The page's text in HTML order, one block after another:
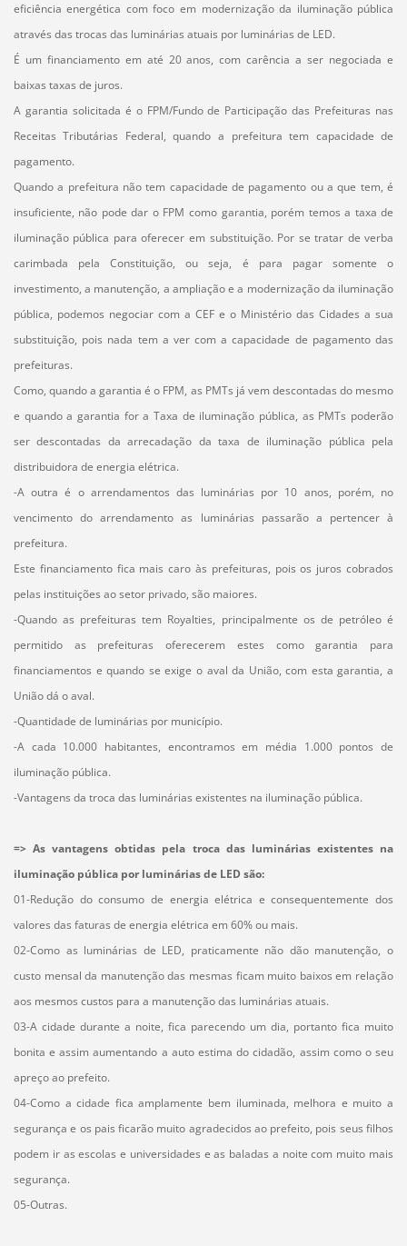
eficiência energética com foco em modernização da iluminação pública
através das trocas das luminárias atuais por luminárias de LED.
É um financiamento em até 20 anos, com carência a ser negociada e
baixas taxas de juros.
A garantia solicitada é o FPM/Fundo de Participação das Prefeituras nas
Receitas Tributárias Federal, quando a prefeitura tem capacidade de
pagamento.
Quando a prefeitura não tem capacidade de pagamento ou a que tem, é
insuficiente, não pode dar o FPM como garantia, porém temos a taxa de
iluminação pública para oferecer em substituição. Por se tratar de verba
carimbada pela Constituição, ou seja, é para pagar somente o
investimento, a manutenção, a ampliação e a modernização da iluminação
pública, podemos negociar com a CEF e o Ministério das Cidades a sua
substituição, pois nada tem a ver com a capacidade de pagamento das
prefeituras.
Como, quando a garantia é o FPM, as PMTs já vem descontadas do mesmo
e quando a garantia for a Taxa de iluminação pública, as PMTs poderão
ser descontadas da arrecadação da taxa de iluminação pública pela
distribuidora de energia elétrica.
-A outra é o arrendamentos das luminárias por 10 anos, porém, no
vencimento do arrendamento as luminárias passarão a pertencer à
prefeitura.
Este financiamento fica mais caro às prefeituras, pois os juros cobrados
pelas instituições ao setor privado, são maiores.
-Quando as prefeituras tem Royalties, principalmente os de petróleo é
permitido as prefeituras oferecerem estes como garantia para
financiamentos e quando se exige o aval da União, com esta garantia, a
União dá o aval.
-Quantidade de luminárias por município.
-A cada 10.000 habitantes, encontramos em média 1.000 pontos de
iluminação pública.
-Vantagens da troca das luminárias existentes na iluminação pública.
=> As vantagens obtidas pela troca das luminárias existentes na
iluminação pública por luminárias de LED são:
01-Redução do consumo de energia elétrica e consequentemente dos
valores das faturas de energia elétrica em 60% ou mais.
02-Como as luminárias de LED, praticamente não dão manutenção, o
custo mensal da manutenção das mesmas ficam muito baixos em relação
aos mesmos custos para a manutenção das luminárias atuais.
03-A cidade durante a noite, fica parecendo um dia, portanto fica muito
bonita e assim aumentando a auto estima do cidadão, assim como o seu
apreço ao prefeito.
04-Como a cidade fica amplamente bem iluminada, melhora e muito a
segurança e os pais ficarão muito agradecidos ao prefeito, pois seus filhos
podem ir as escolas e universidades e as baladas a noite com muito mais
segurança.
05-Outras.